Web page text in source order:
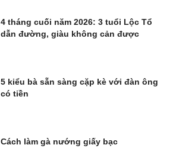
4 tháng cuối năm 2026: 3 tuổi Lộc Tổ
dẫn đường, giàu không cản được
5 kiểu bà sẵn sàng cặp kè với đàn ông
có tiền
Cách làm gà nướng giấy bạc